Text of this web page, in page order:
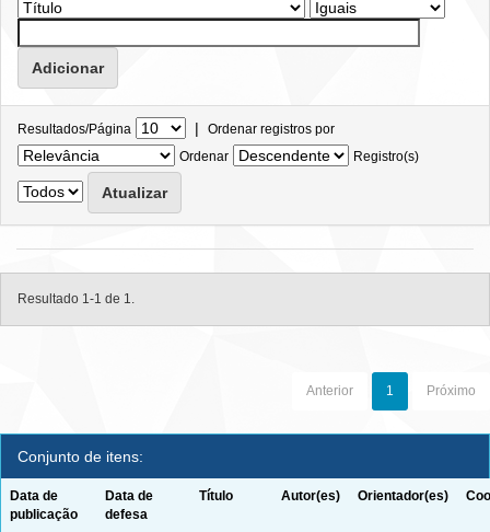
Resultados/Página | Ordenar registros por
Ordenar
Registro(s)
Resultado 1-1 de 1.
Anterior 1 Próximo
Conjunto de itens:
Data de
publicação
Data de
defesa
Título Autor(es) Orientador(es)